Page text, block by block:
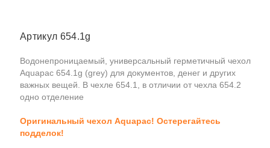
Артикул 654.1g
Водонепроницаемый, универсальный герметичный чехол
Aquapac 654.1g (grey) для документов, денег и других
важных вещей. В чехле 654.1, в отличии от чехла 654.2
одно отделение
Оригинальный чехол Aquapac! Остерегайтесь
подделок!